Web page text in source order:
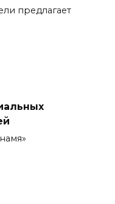
предлагает